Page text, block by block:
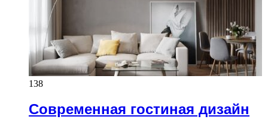
138
Современная гостиная дизайн